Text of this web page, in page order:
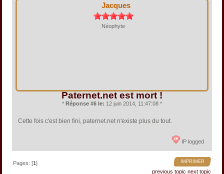
Jacques
Néophyte
Paternet.net est mort !
* Réponse #6 le: 12 juin 2014, 11:47:08 *
Cette fois c'est bien fini, paternet.net n'existe plus du tout.
IP logged
IMPRIMER
Pages: [1]
previous topic next topic